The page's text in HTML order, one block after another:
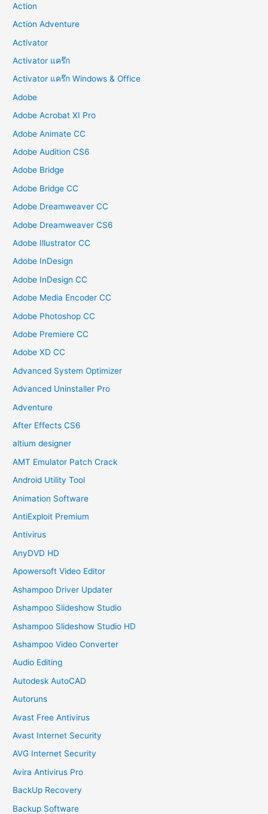
Action
Action Adventure
Activator
Activator แคร๊ก
Activator แคร๊ก Windows & Office
Adobe
Adobe Acrobat XI Pro
Adobe Animate CC
Adobe Audition CS6
Adobe Bridge
Adobe Bridge CC
Adobe Dreamweaver CC
Adobe Dreamweaver CS6
Adobe Illustrator CC
Adobe InDesign
Adobe InDesign CC
Adobe Media Encoder CC
Adobe Photoshop CC
Adobe Premiere CC
Adobe XD CC
Advanced System Optimizer
Advanced Uninstaller Pro
Adventure
After Effects CS6
altium designer
AMT Emulator Patch Crack
Android Utility Tool
Animation Software
AntiExploit Premium
Antivirus
AnyDVD HD
Apowersoft Video Editor
Ashampoo Driver Updater
Ashampoo Slideshow Studio
Ashampoo Slideshow Studio HD
Ashampoo Video Converter
Audio Editing
Autodesk AutoCAD
Autoruns
Avast Free Antivirus
Avast Internet Security
AVG Internet Security
Avira Antivirus Pro
BackUp Recovery
Backup Software